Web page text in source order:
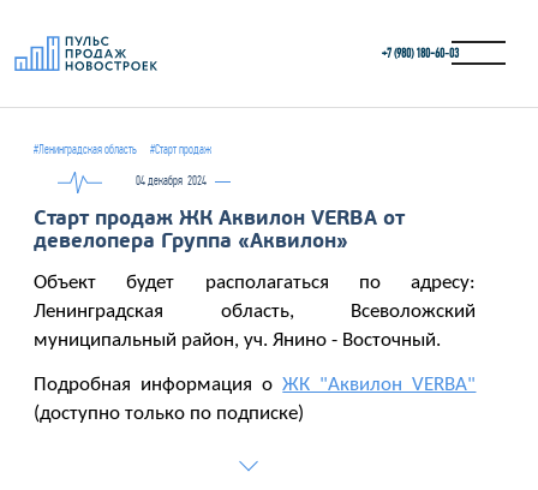
+7 (980) 180-60‑03
#Ленинградская область
#Старт продаж
04 декабря 2024
Старт продаж ЖК Аквилон VERBA от
девелопера Группа «Аквилон»
Объект будет располагаться по адресу:
Ленинградская область, Всеволожский
муниципальный район, уч. Янино - Восточный.
Подробная информация оЖК "Аквилон VERBA"
(доступно только по подписке)